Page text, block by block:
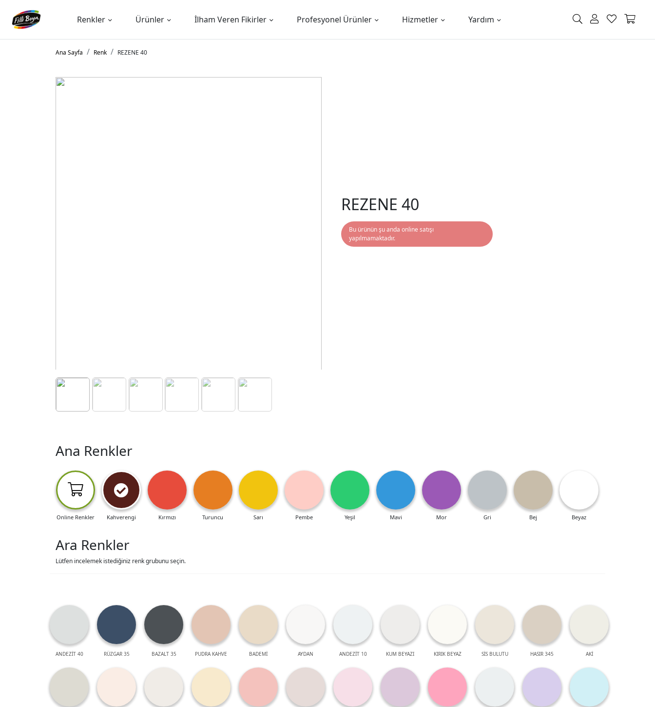
Renkler Ürünler İlham Veren Fikirler Profesyonel Ürünler Hizmetler Yardım
Ana Sayfa Renk REZENE 40
REZENE 40
Bu ürünün şu anda online satışı
yapılmamaktadır.
Ana Renkler
Online Renkler Kahverengi Kırmızı Turuncu Sarı Pembe Yeşil Mavi Mor Gri Bej Beyaz
Ara Renkler
Lütfen incelemek istediğiniz renk grubunu seçin.
ANDEZİT 40 RÜZGAR 35 BAZALT 35 PUDRA KAHVE BADEMİ AYDAN ANDEZİT 10 KUM BEYAZI KIRIK BEYAZ SİS BULUTU HASIR 345 AKİ